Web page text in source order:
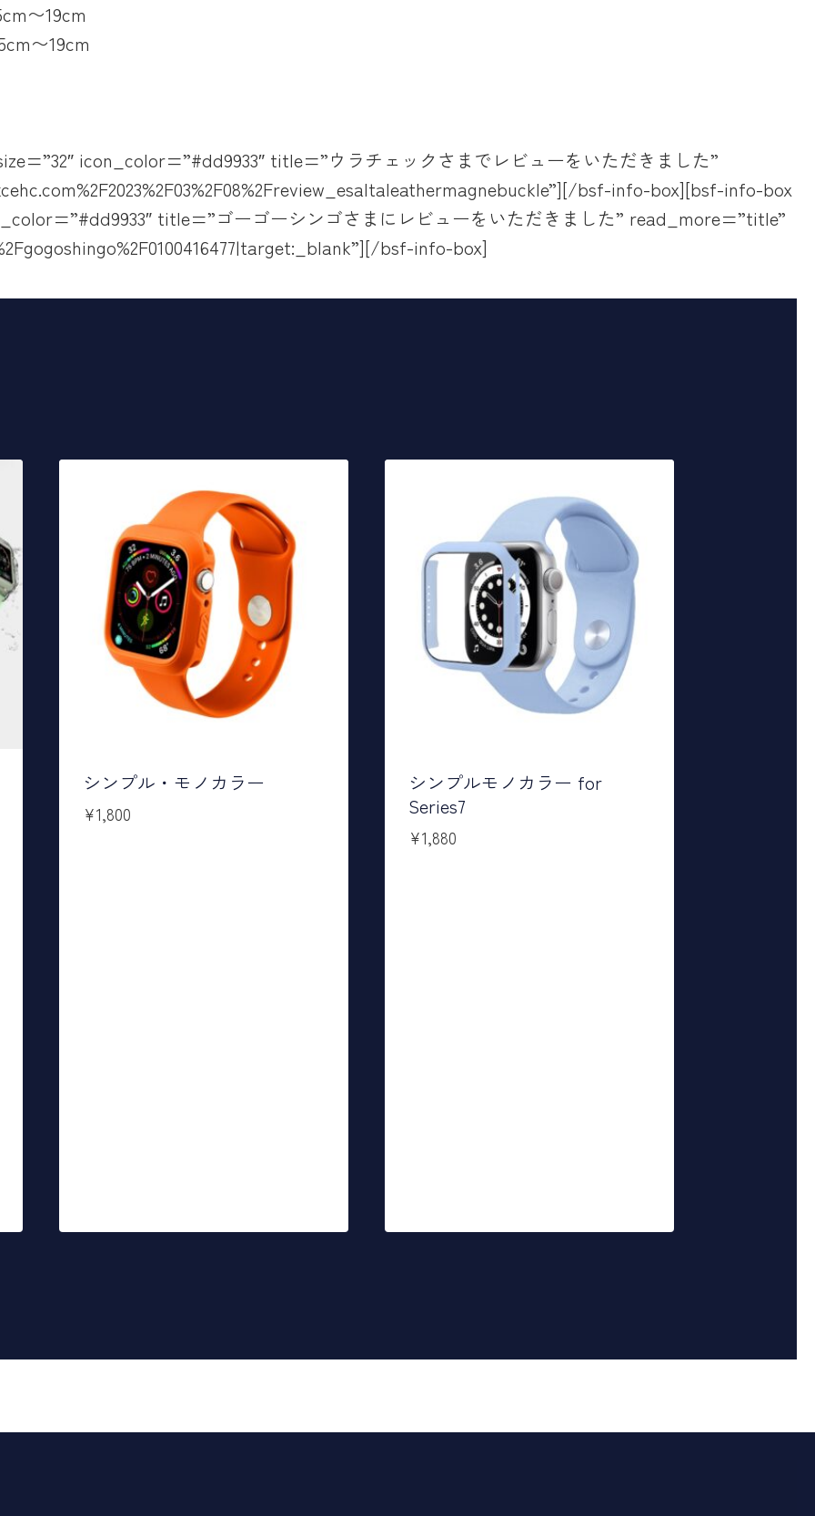
〜19cm
19cm
icon_color=”#dd9933″ title=”ウラチェックさまでレビューをいただきました”
bsf-info-box][bsf-info-box
title=”ゴーゴーシンゴさまにレビューをいただきました” read_more=”title”
bsf-info-box]
シンプル・モノカラー
¥1,800
シンプルモノカラー for
Series7
¥1,880